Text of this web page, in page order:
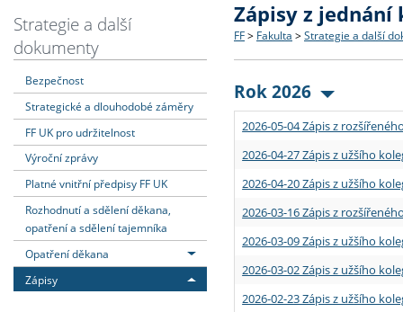
Dozvědět se více
Struktura a historie
Strategie a další
Podpora a benefity pro
Absolventi fakulty
Podat přihlášku
Co studovat a jak se
Učitelské studijní
Informace k průběhu
Dozvědět se více
Bakalářské a magisterské
Doktorské studium
Rigorózní řízení
Dozvědět se více
O vědě a výzkumu na FF
Akademické kvalifikace
Granty a projekty
Dozvědět se více
Aktuální nabídky a
Vyjíždějící studenti
Přijíždějící studenti
Vyjíždějící zaměstnanci
Strategie a další
dokumenty
Bezpečnost
Strategické a dlouhodobé záměry
FF UK pro udržitelnost
Výroční zprávy
Platné vnitřní předpisy FF UK
Rozhodnutí a sdělení děkana,
opatření a sdělení tajemníka
Opatření děkana
Zápisy
Zápisy z jednání
FF > Fakulta > Strategie a další
Rok 2026
2026-05-04 Zápis z
2026-04-27 Zápis z užšího
2026-04-20 Zápis z užšího
2026-03-16 Zápis z
2026-03-09 Zápis z užšího
2026-03-02 Zápis z užšího
2026-02-23 Zápis z užšího